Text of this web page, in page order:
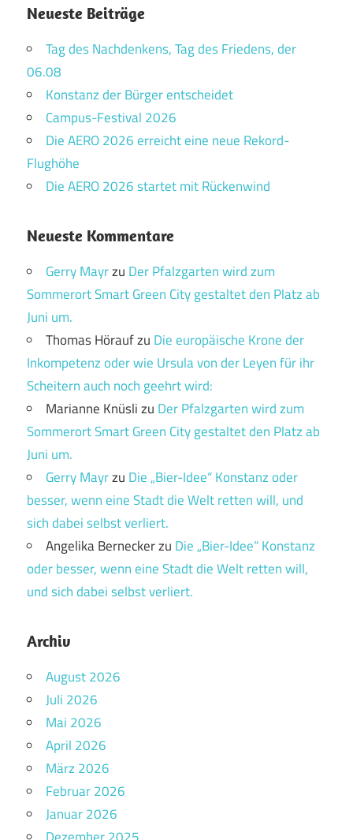
Neueste Beiträge
Tag des Nachdenkens, Tag des Friedens, der
06.08
Konstanz der Bürger entscheidet
Campus-Festival 2026
Die AERO 2026 erreicht eine neue Rekord-
Flughöhe
Die AERO 2026 startet mit Rückenwind
Neueste Kommentare
Gerry Mayrzu Der Pfalzgarten wird zum
Sommerort Smart Green City gestaltet den Platz ab
Juni um.
Thomas Höraufzu Die europäische Krone der
Inkompetenz oder wie Ursula von der Leyen für ihr
Scheitern auch noch geehrt wird:
Marianne Knüslizu Der Pfalzgarten wird zum
Sommerort Smart Green City gestaltet den Platz ab
Juni um.
Gerry Mayrzu Die „Bier-Idee“ Konstanz oder
besser, wenn eine Stadt die Welt retten will, und
sich dabei selbst verliert.
Angelika Berneckerzu Die „Bier-Idee“ Konstanz
oder besser, wenn eine Stadt die Welt retten will,
und sich dabei selbst verliert.
Archiv
August 2026
Juli 2026
Mai 2026
April 2026
März 2026
Februar 2026
Januar 2026